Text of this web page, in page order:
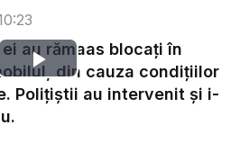
Play
au rămaas blocați în
din cauza condițiilor
Polițiștii au intervenit și i-